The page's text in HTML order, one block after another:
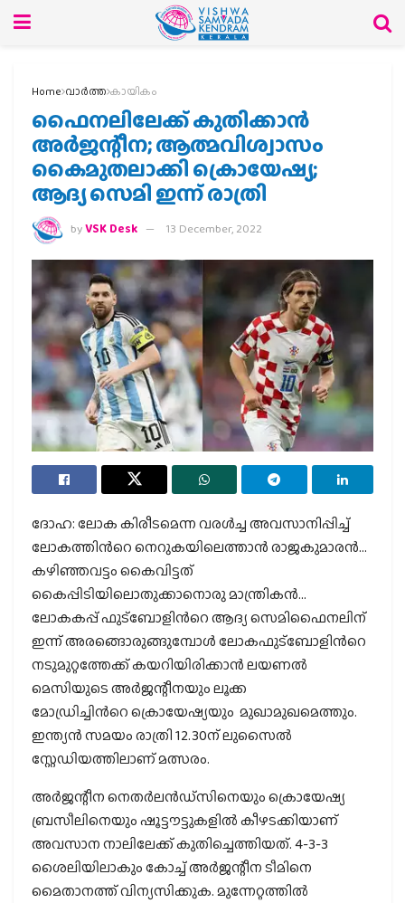
Home വാര്‍ത്ത കായികം
ഫൈനലിലേക്ക് കുതിക്കാന്‍
അര്‍ജന്റീന; ആത്മവിശ്വാസം
കൈമുതലാക്കി ക്രൊയേഷ്യ‍;
ആദ്യ സെമി ഇന്ന് രാത്രി
byVSK Desk 13 December, 2022
ദോഹ: ലോക കിരീടമെന്ന വരള്‍ച്ച അവസാനിപ്പിച്ച്
ലോകത്തിന്‍റെ നെറുകയിലെത്താന്‍ രാജകുമാരന്‍…
കഴിഞ്ഞവട്ടം കൈവിട്ടത്
കൈപ്പിടിയിലൊതുക്കാനൊരു മാന്ത്രികന്‍…
ലോകകപ്പ് ഫുട്‌ബോളിന്‍റെ ആദ്യ സെമിഫൈനലിന്
ഇന്ന് അരങ്ങൊരുങ്ങുമ്പോള്‍ ലോകഫുട്‌ബോളിന്‍റെ
നടുമുറ്റത്തേക്ക് കയറിയിരിക്കാന്‍ ലയണല്‍
മെസിയുടെ അര്‍ജന്റീനയും ലൂക്ക
മോഡ്രിച്ചിന്‍റെ ക്രൊയേഷ്യയും മുഖാമുഖമെത്തും.
ഇന്ത്യന്‍ സമയം രാത്രി 12.30ന് ലുസൈല്‍
സ്റ്റേഡിയത്തിലാണ് മത്സരം.
അര്‍ജന്റീന നെതര്‍ലന്‍ഡ്സിനെയും ക്രൊയേഷ്യ
ബ്രസീലിനെയും ഷൂട്ടൗട്ടുകളില്‍ കീഴടക്കിയാണ്
അവസാന നാലിലേക്ക് കുതിച്ചെത്തിയത്. 4-3-3
ശൈലിയിലാകും കോച്ച് അര്‍ജന്റീന ടീമിനെ
മൈതാനത്ത് വിന്യസിക്കുക. മുന്നേറ്റത്തില്‍